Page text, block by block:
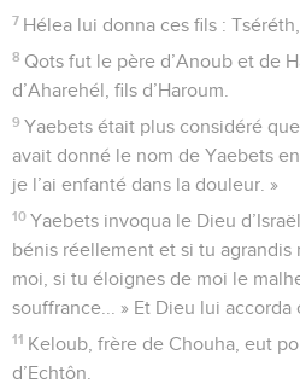
7 Hélea lui donna ces fils :
8 Qots fut le père d’Anoub et de
d’Aharehél, fils d’Haroum.
9 Yaebets était plus considéré
avait donné le nom de Yaebets
je l’ai enfanté dans la douleur. »
10 Yaebets invoqua le Dieu
bénis réellement et si tu agrandis
moi, si tu éloignes de moi le
souffrance... » Et Dieu lui accorda
11 Keloub, frère de Chouha, eut
d’Echtôn.